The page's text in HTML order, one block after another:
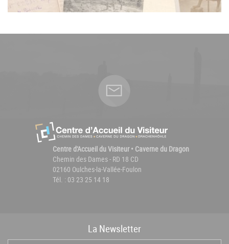
Centre d'Accueil du Visiteur • Caverne du Dragon
Chemin des Dames - RD 18 CD
02160 Oulches-la-Vallée-Foulon
Tél. : 03 23 25 14 18
La Newsletter